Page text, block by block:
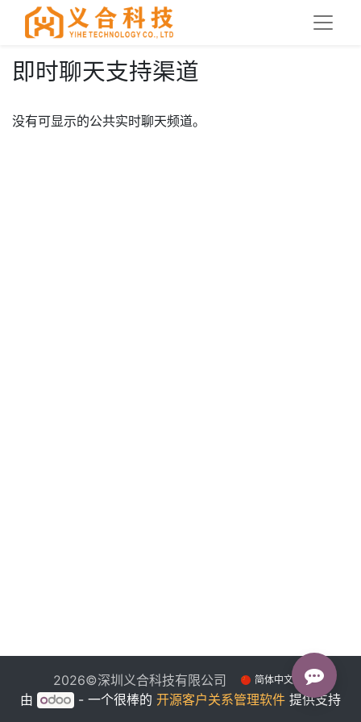
即时聊天支持渠道
没有可显示的公共实时聊天频道。
2026©深圳义合科技有限公司 简体中文
由 - 一个很棒的开源客户关系管理软件 提供支持